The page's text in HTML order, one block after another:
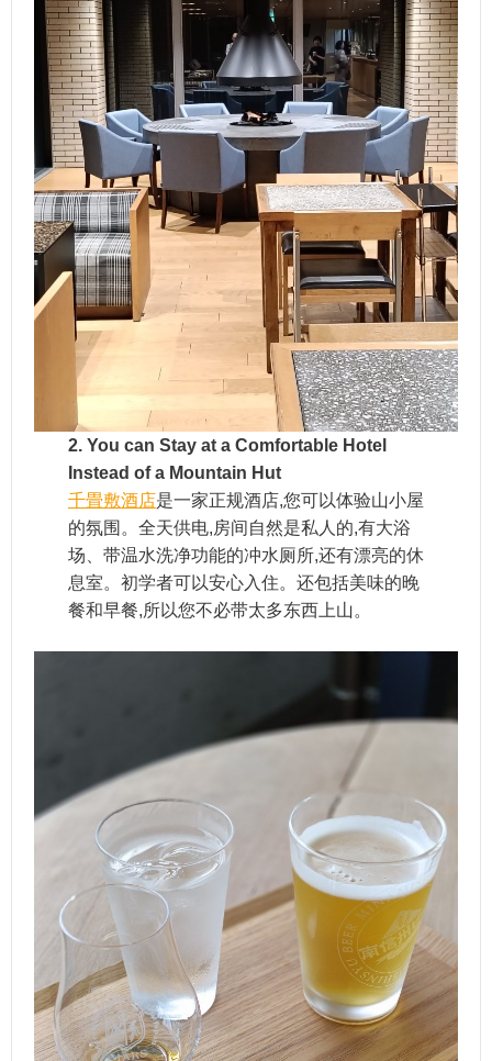
2. You can Stay at a Comfortable Hotel
Instead of a Mountain Hut
千畳敷酒店是一家正规酒店,您可以体验山小屋
的氛围。全天供电,房间自然是私人的,有大浴
场、带温水洗净功能的冲水厕所,还有漂亮的休
息室。初学者可以安心入住。还包括美味的晚
餐和早餐,所以您不必带太多东西上山。